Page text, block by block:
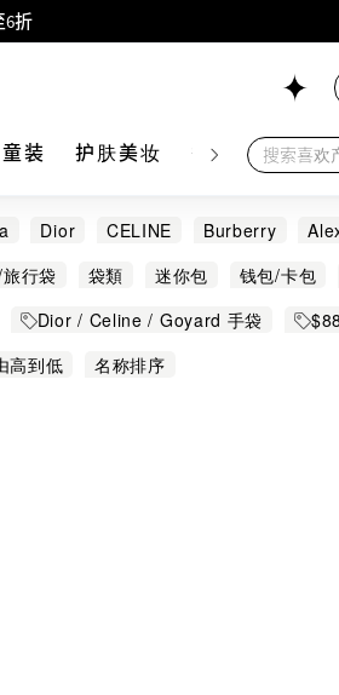
至75折!
及LV专区！
商标
6折
童装 护肤美妆 香水香薰 个
Dior CELINE Burberry
Kenzo Marc Jacobs
Valentino
行袋 袋類 迷你包 钱包/卡包
Dior / Celine / Goyard 手袋
迷你手袋 Gucci / Prada 手袋
高到低
名称排序